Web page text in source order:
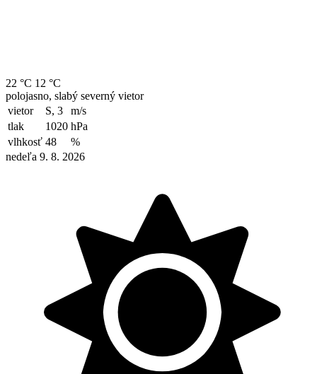
22 °C 12 °C
polojasno, slabý severný vietor
vietor
S, 3
m/s
tlak
1020 hPa
vlhkosť 48
%
nedeľa 9. 8. 2026